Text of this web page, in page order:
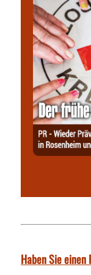
Haben Sie